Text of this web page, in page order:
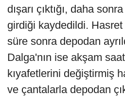
dışarı çıktığı, daha
girdiği kaydedildi. Hasret
süre sonra depodan
Dalga'nın ise akşam
kıyafetlerini değiştirmiş
ve çantalarla depodan